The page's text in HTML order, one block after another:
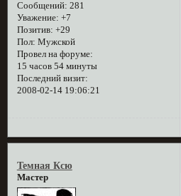
Сообщений: 281
Уважение: +7
Позитив: +29
Пол: Мужской
Провел на форуме:
15 часов 54 минуты
Последний визит:
2008-02-14 19:06:21
Темная Ксю
Мастер